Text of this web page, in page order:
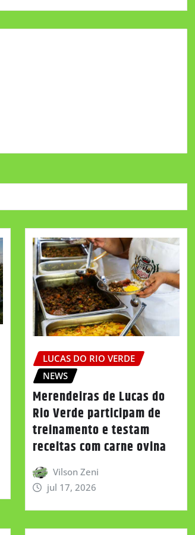
LUCAS DO RIO VERDE
NEWS
Merendeiras de Lucas do
Rio Verde participam de
treinamento e testam
receitas com carne ovina
Vilson Zeni
jul 17, 2026